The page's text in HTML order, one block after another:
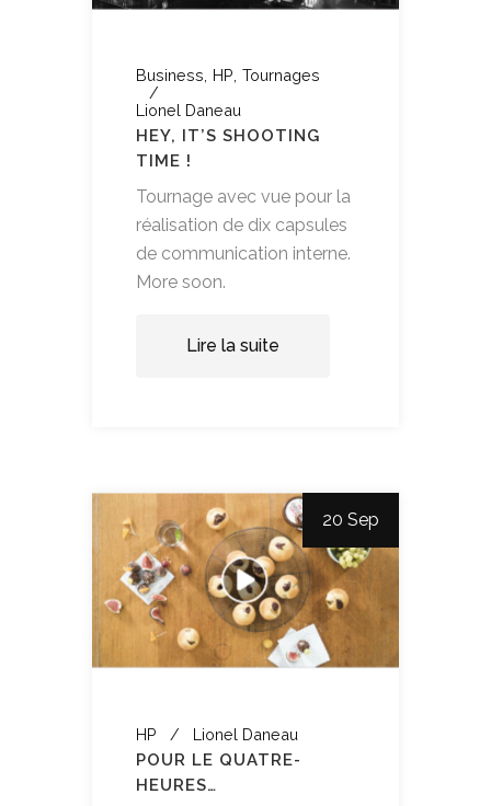
Business HP Tournages
Lionel Daneau
HEY, IT’S SHOOTING
TIME !
Tournage avec vue pour la
réalisation de dix capsules
de communication interne.
More soon.
Lire la suite
20 Sep
HP Lionel Daneau
POUR LE QUATRE-
HEURES…